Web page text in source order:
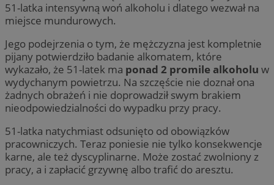
51-latka intensywną woń alkoholu i dlatego wezwał na
miejsce mundurowych.
Jego podejrzenia o tym, że mężczyzna jest kompletnie
pijany potwierdziło badanie alkomatem, które
wykazało, że 51-latek ma ponad 2 promile alkoholu w
wydychanym powietrzu. Na szczęście nie doznał ona
żadnych obrażeń i nie doprowadził swym brakiem
nieodpowiedzialności do wypadku przy pracy.
51-latka natychmiast odsunięto od obowiązków
pracowniczych. Teraz poniesie nie tylko konsekwencje
karne, ale też dyscyplinarne. Może zostać zwolniony z
pracy, a i zapłacić grzywnę albo trafić do aresztu.